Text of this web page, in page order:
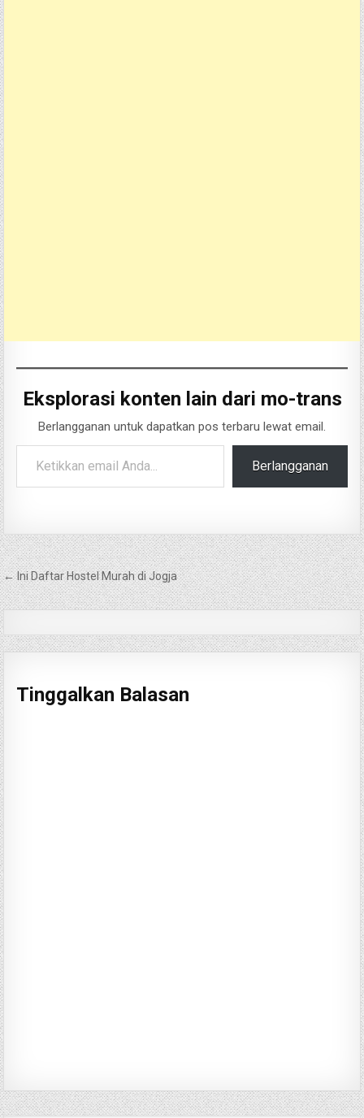
Eksplorasi konten lain dari mo-trans
Berlangganan untuk dapatkan pos terbaru lewat email.
Ketikkan email Anda...
Berlangganan
Navigasi
pos
← Ini Daftar Hostel Murah di Jogja
Tinggalkan Balasan